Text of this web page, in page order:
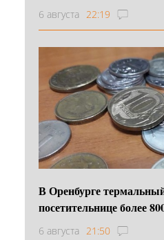
6 августа 22:19
В Оренбурге
посетительнице более
6 августа 21:50